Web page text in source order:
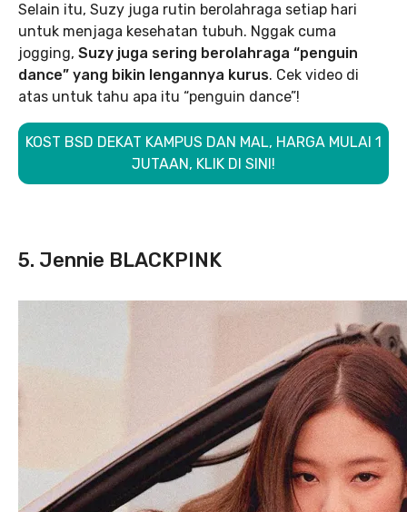
Selain itu, Suzy juga rutin berolahraga setiap hari
untuk menjaga kesehatan tubuh. Nggak cuma
jogging, Suzy juga sering berolahraga “penguin
dance” yang bikin lengannya kurus. Cek video di
atas untuk tahu apa itu “penguin dance”!
KOST BSD DEKAT KAMPUS DAN MAL, HARGA MULAI 1
JUTAAN, KLIK DI SINI!
5. Jennie BLACKPINK